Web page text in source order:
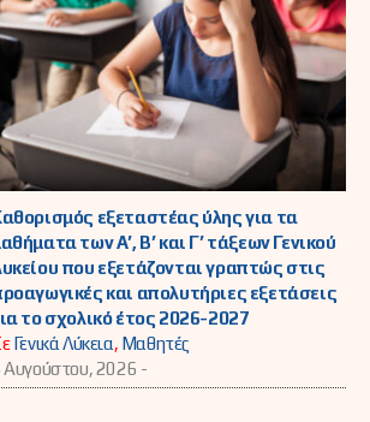
εξεταστέας ύλης για τα
των Α’, Β’ και Γ’ τάξεων Γενικού
που εξετάζονται γραπτώς στις
και απολυτήριες εξετάσεις
το σχολικό έτος 2026-2027
Γενικά Λύκεια, Μαθητές
Αυγούστου, 2026 -